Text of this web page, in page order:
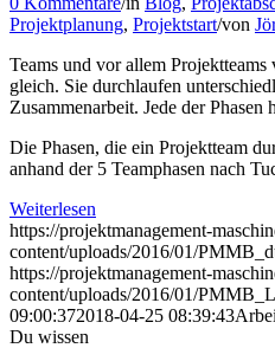
Projektplanung, Projektstart/von
Teams und vor allem
gleich. Sie durchlaufen
Zusammenarbeit. Jede der Phasen
Die Phasen, die ein Projektteam
anhand der 5 Teamphasen nach
Weiterlesen
https://projektmanagement-
content/uploads/2016/01/
https://projektmanagement-
content/uploads/2016/01/
09:00:372018-04-25 08:39:43
Du wissen